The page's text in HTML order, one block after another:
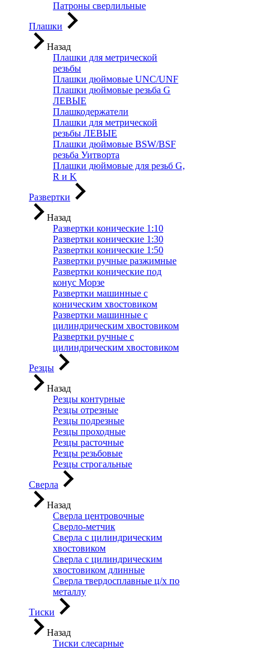
Патроны сверлильные
Плашки
Назад
Плашки для метрической
резьбы
Плашки дюймовые UNC/UNF
Плашки дюймовые резьба G
ЛЕВЫЕ
Плашкодержатели
Плашки для метрической
резьбы ЛЕВЫЕ
Плашки дюймовые BSW/BSF
резьба Уитворта
Плашки дюймовые для резьб G,
R и K
Развертки
Назад
Развертки конические 1:10
Развертки конические 1:30
Развертки конические 1:50
Развертки ручные разжимные
Развертки конические под
конус Морзе
Развертки машинные с
коническим хвостовиком
Развертки машинные с
цилиндрическим хвостовиком
Развертки ручные с
цилиндрическим хвостовиком
Резцы
Назад
Резцы контурные
Резцы отрезные
Резцы подрезные
Резцы проходные
Резцы расточные
Резцы резьбовые
Резцы строгальные
Сверла
Назад
Сверла центровочные
Сверло-метчик
Сверла с цилиндрическим
хвостовиком
Сверла с цилиндрическим
хвостовиком длинные
Сверла твердосплавные ц/х по
металлу
Тиски
Назад
Тиски слесарные